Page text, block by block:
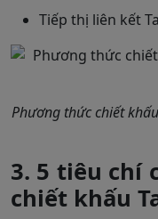
Tiếp thị liên kết
Phương thức chiết
3. 5 tiêu chí
chiết khấu